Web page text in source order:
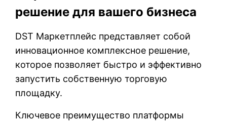
решение для вашего бизнеса
DST Маркетплейс представляет собой
инновационное комплексное решение,
которое позволяет быстро и эффективно
запустить собственную торговую
площадку.
Ключевое преимущество платформы